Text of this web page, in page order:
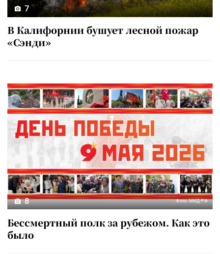
7
В Калифорнии бушует лесной пожар
«Сэнди»
8 Фото: МИД РФ
Бессмертный полк за рубежом. Как это
было